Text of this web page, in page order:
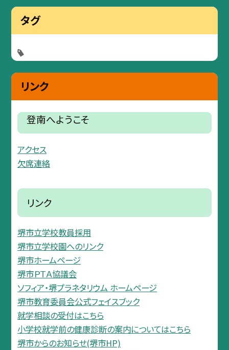
タグ
リンク
登南へようこそ
アクセス
欠席連絡
リンク
堺市立学校教員採用
堺市立学校園へのリンク
堺市ホームページ
堺市ＰＴＡ協議会
ソフィア・堺プラネタリウム ホームページ
堺市教育委員会公式フェイスブック
就学相談の受付はこちら
小学校就学前の健康診断の案内についてはこちら
堺市からのお知らせ(堺市HP)